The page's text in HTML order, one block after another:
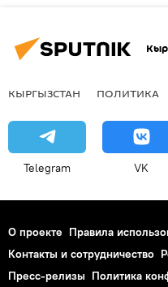
КЫРГЫЗСТАН ПОЛИТИКА
Telegram VK
О проекте Правила
Контакты и сотрудничество
Пресс-релизы Политика